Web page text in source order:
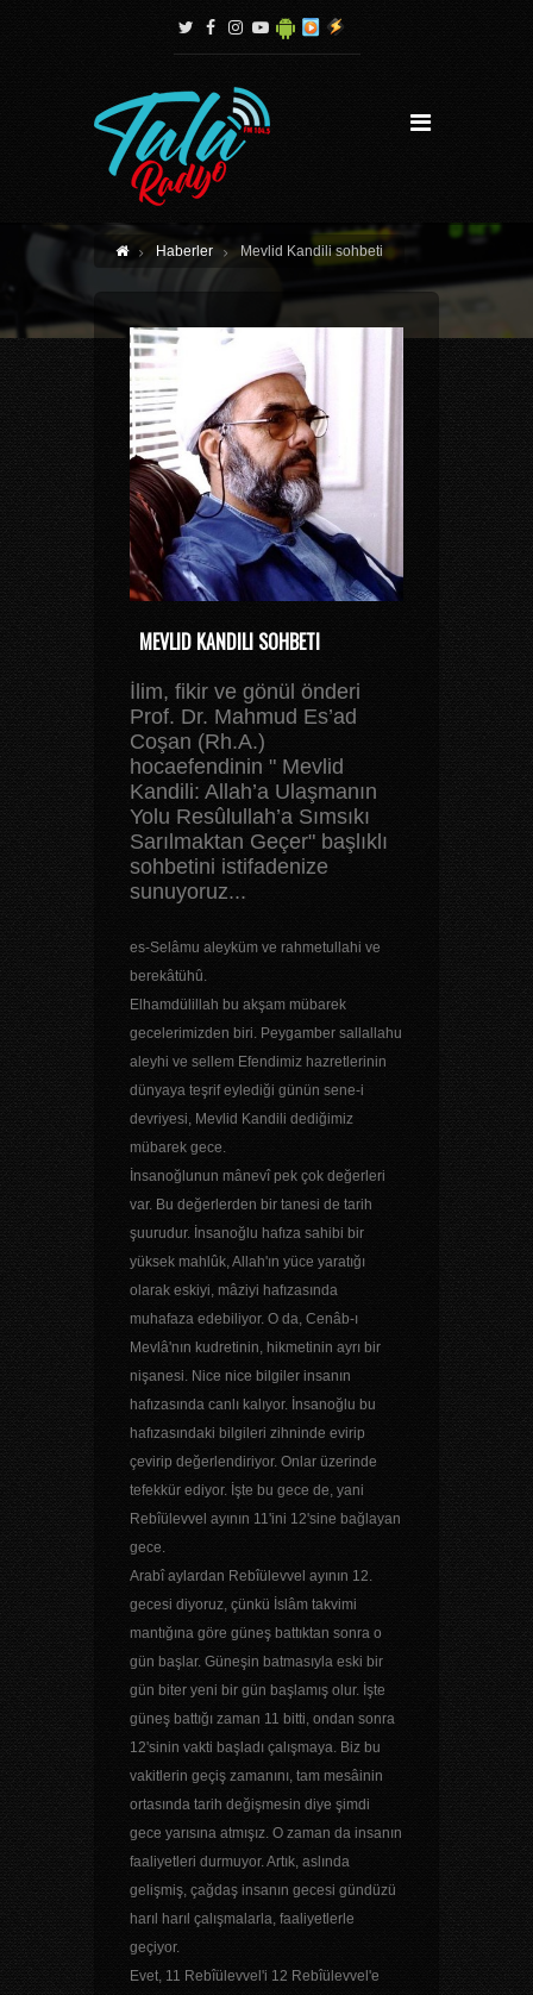
Haberler Mevlid Kandili sohbeti
MEVLID KANDILI SOHBETI
İlim, fikir ve gönül önderi
Prof. Dr. Mahmud Es’ad
Coşan (Rh.A.)
hocaefendinin " Mevlid
Kandili: Allah’a Ulaşmanın
Yolu Resûlullah’a Sımsıkı
Sarılmaktan Geçer" başlıklı
sohbetini istifadenize
sunuyoruz...
es-Selâmu aleyküm ve rahmetullahi ve
berekâtühû.
Elhamdülillah bu akşam mübarek
gecelerimizden biri. Peygamber sallallahu
aleyhi ve sellem Efendimiz hazretlerinin
dünyaya teşrif eylediği günün sene-i
devriyesi, Mevlid Kandili dediğimiz
mübarek gece.
İnsanoğlunun mânevî pek çok değerleri
var. Bu değerlerden bir tanesi de tarih
şuurudur. İnsanoğlu hafıza sahibi bir
yüksek mahlûk, Allah'ın yüce yaratığı
olarak eskiyi, mâziyi hafızasında
muhafaza edebiliyor. O da, Cenâb-ı
Mevlâ'nın kudretinin, hikmetinin ayrı bir
nişanesi. Nice nice bilgiler insanın
hafızasında canlı kalıyor. İnsanoğlu bu
hafızasındaki bilgileri zihninde evirip
çevirip değerlendiriyor. Onlar üzerinde
tefekkür ediyor. İşte bu gece de, yani
Rebîülevvel ayının 11'ini 12'sine bağlayan
gece.
Arabî aylardan Rebîülevvel ayının 12.
gecesi diyoruz, çünkü İslâm takvimi
mantığına göre güneş battıktan sonra o
gün başlar. Güneşin batmasıyla eski bir
gün biter yeni bir gün başlamış olur. İşte
güneş battığı zaman 11 bitti, ondan sonra
12'sinin vakti başladı çalışmaya. Biz bu
vakitlerin geçiş zamanını, tam mesâinin
ortasında tarih değişmesin diye şimdi
gece yarısına atmışız. O zaman da insanın
faaliyetleri durmuyor. Artık, aslında
gelişmiş, çağdaş insanın gecesi gündüzü
harıl harıl çalışmalarla, faaliyetlerle
geçiyor.
Evet, 11 Rebîülevvel'i 12 Rebîülevvel'e